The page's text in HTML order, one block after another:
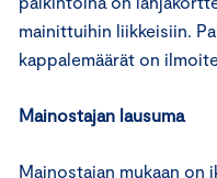
mainittuihin liikkeisiin.
kappalemäärät on
Mainostajan lausuma
Mainostajan mukaan on